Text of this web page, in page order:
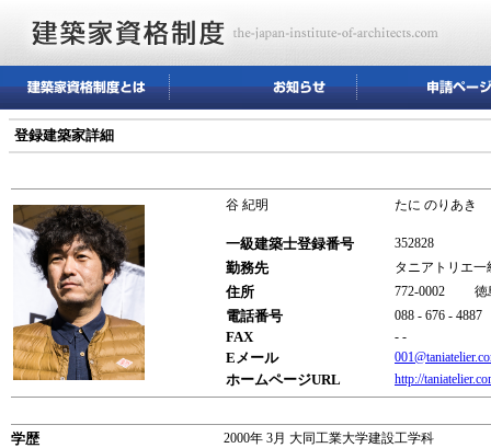
登録建築家詳細
谷 紀明 たに のりあき
一級建築士登録番号 352828
勤務先 タニアトリエ
住所 772-0002 徳
電話番号 088 - 676 - 4887
FAX - -
Eメール
ホームページURL http://
学歴 2000年 3月 大同工業大学建設工学科